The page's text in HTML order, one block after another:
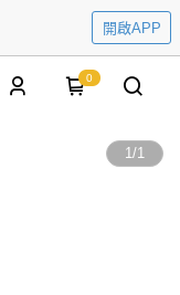
開啟APP
0
1/1